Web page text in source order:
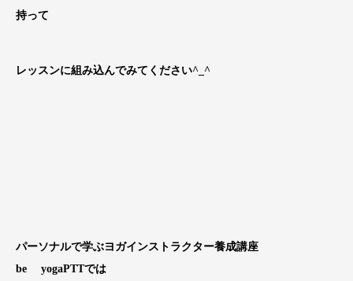
持って
レッスンに組み込んでみてください^_^
パーソナルで学ぶヨガインストラクター養成講座
be yogaPTTでは